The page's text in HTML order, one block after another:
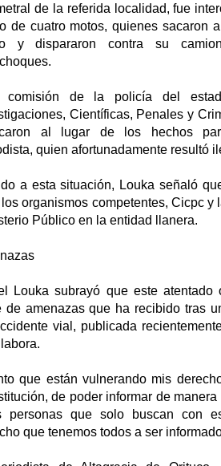
de la referida localidad, fue
de cuatro motos, quienes sacaron
y dispararon contra su
comisión de la policía del
Científicas, Penales y
al lugar de los hechos
quien afortunadamente resultó
a esta situación, Louka señaló
organismos competentes, Cicpc y
Público en la entidad llanera.
Louka subrayó que este atentado
de amenazas que ha recibido tras
vial, publicada
que están vulnerando mis
de poder informar de
personas que solo buscan con
que tenemos todos a ser